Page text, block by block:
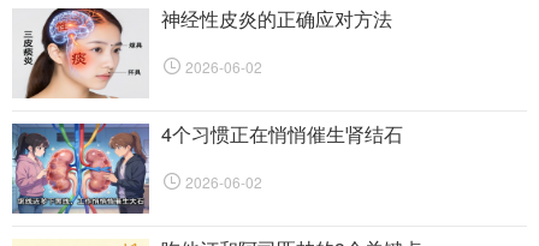
神经性皮炎的正确应对方法
2026-06-02
4个习惯正在悄悄催生肾结石
2026-06-02